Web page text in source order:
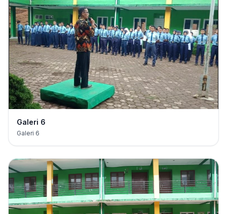
Galeri 6
Galeri 6